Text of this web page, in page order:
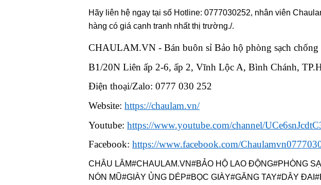
Hãy liên hệ ngay tại số Hotline: 0777030252, nhân viên
hàng có giá cạnh tranh nhất thị trường./.
CHAULAM.VN - Bán buôn sỉ Bảo hộ phòng sạch chống
B1/20N Liên ấp 2-6, ấp 2, Vĩnh Lộc A, Bình Chánh,
Điện thoại/Zalo: 0777 030 252
Website: https://chaulam.vn/
Youtube: https://www.youtube.com/channel/
Facebook: https://www.facebook.com/
CHÂU LÂM#CHAULAM.VN#BẢO HỘ LAO ĐỘNG#PHÒNG
NÓN MŨ#GIÀY ỦNG DÉP#BỌC GIÀY#GĂNG TAY#DÂY